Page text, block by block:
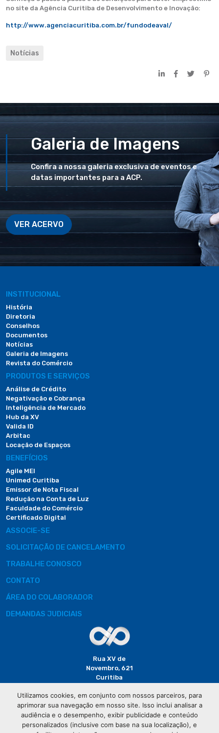
no site da Agência Curitiba de Desenvolvimento e Inovação:
http://www.agenciacuritiba.com.br/fundodeaval/
Notícias
Galeria de Imagens
Confira a nossa galeria exclusiva de eventos e
datas importantes para a ACP.
VER ACERVO
INSTITUCIONAL
História
Diretoria
Conselhos
Documentos
Notícias
Galeria de Imagens
Revista do Comércio
PRODUTOS E SERVIÇOS
Análise de Crédito
Negativação e Cobrança
Inteligência de Mercado
Hub da XV
Valida ID
Arbitac
Locação de Espaços
BENEFÍCIOS
Agile MEI
Unimed Curitiba
Emissor de Nota Fiscal
Redução na Conta de Luz
Faculdade do Comércio
Certificado Digital
ASSOCIE-SE
SOLICITAÇÃO DE CANCELAMENTO
TRABALHE CONOSCO
CONTATO
ÁREA DO COLABORADOR
DEMANDAS JUDICIAIS
Rua XV de
Novembro, 621
Curitiba
(41) 3320-
2929
Utilizamos cookies, em conjunto com nossos parceiros, para
aprimorar sua navegação em nosso site. Isso inclui analisar a
audiência e o desempenho, exibir publicidade e conteúdo
personalizados (inclusive com base na sua localização), e